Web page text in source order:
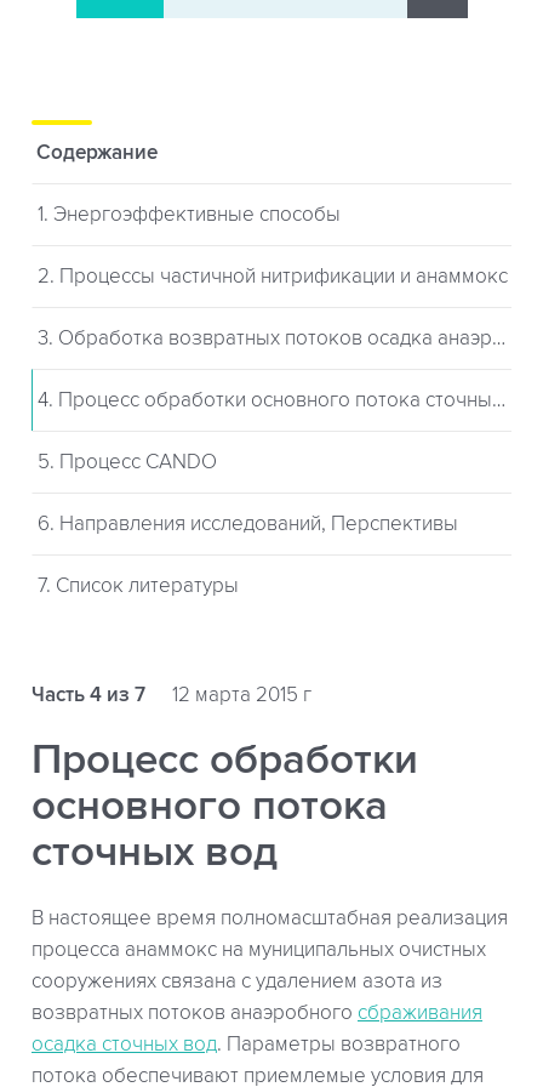
Содержание
1. Энергоэффективные способы
2. Процессы частичной нитрификации и анаммокс
3. Обработка возвратных потоков осадка анаэробного сбраживания
4. Процесс обработки основного потока сточных вод
5. Процесс CANDO
6. Направления исследований, Перспективы
7. Список литературы
Часть 4 из 7 12 марта 2015 г
Процесс обработки
основного потока
сточных вод
В настоящее время полномасштабная реализация
процесса анаммокс на муниципальных очистных
сооружениях связана с удалением азота из
возвратных потоков анаэробного сбраживания
осадка сточных вод. Параметры возвратного
потока обеспечивают приемлемые условия для